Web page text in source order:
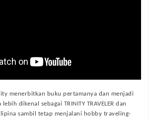
menerbitkan buku pertamanya dan menjadi
dikenal sebagai TRINITY TRAVELER dan
sambil tetap menjalani hobby traveling-